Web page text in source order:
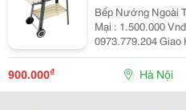
Bếp Nướng Ngoài Trời
Mại : 1.500.000 Vnđ Tư Vấn &Amp; Đặt Mua 24/24H :
0973.779.204 Giao Hàng Và Thu Tiền Tại Nhà Trong
Ngày Bếp Nướng Thoa Với Kích Thước Rộng Giúp Bạn
Tổ Chức Nh
900.000₫ Hà Nội